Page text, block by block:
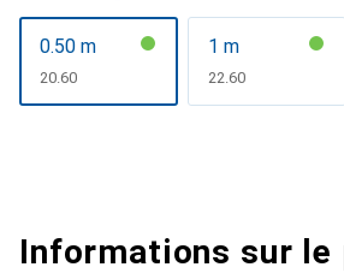
0.50 m
CHF
20.60
1 m
CHF
22.60
Informations sur le